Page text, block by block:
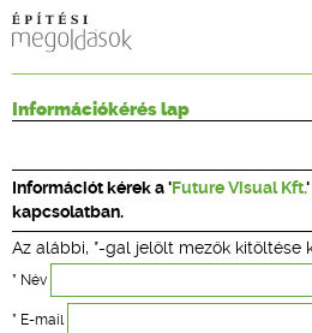
CPR
ÉPÍTÉSI JOG
ONLINE
Információkérés lap
Információt kérek a ' Future Visual Kft.'
kapcsolatban.
Az alábbi, *-gal jelölt mezők kitöltése
* Név
* E-mail